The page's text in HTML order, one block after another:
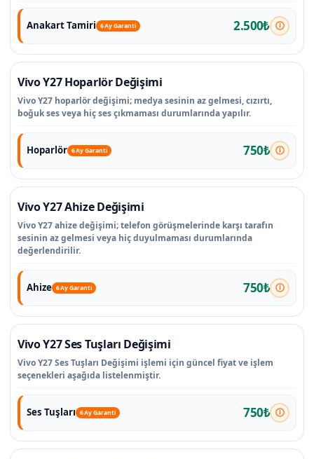
Anakart Tamiri 6 Ay Garanti 2.500₺
Vivo Y27 Hoparlör Değişimi
Vivo Y27 hoparlör değişimi; medya sesinin az gelmesi, cızırtı,
boğuk ses veya hiç ses çıkmaması durumlarında yapılır.
Hoparlör 6 Ay Garanti 750₺
Vivo Y27 Ahize Değişimi
Vivo Y27 ahize değişimi; telefon görüşmelerinde karşı tarafın
sesinin az gelmesi veya hiç duyulmaması durumlarında
değerlendirilir.
Ahize 6 Ay Garanti 750₺
Vivo Y27 Ses Tuşları Değişimi
Vivo Y27 Ses Tuşları Değişimi işlemi için güncel fiyat ve işlem
seçenekleri aşağıda listelenmiştir.
Ses Tuşları 6 Ay Garanti 750₺